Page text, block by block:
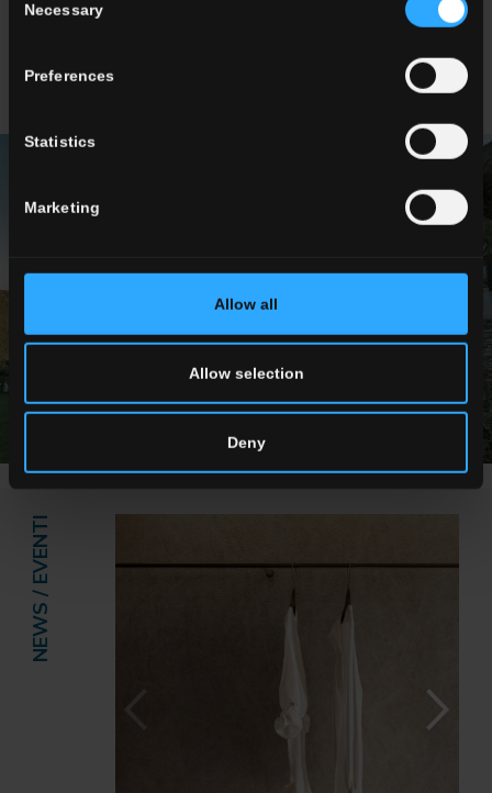
Selection
Necessary
Preferences
Statistics
Marketing
Allow all
Allow selection
Deny
NEWS / EVENTI